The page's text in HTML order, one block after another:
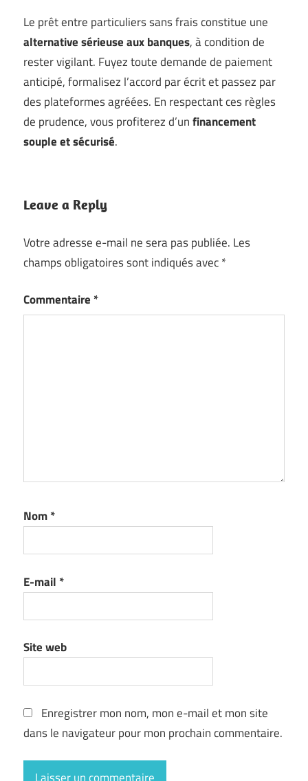
Le prêt entre particuliers sans frais constitue une
alternative sérieuse aux banques, à condition de
rester vigilant. Fuyez toute demande de paiement
anticipé, formalisez l’accord par écrit et passez par
des plateformes agréées. En respectant ces règles
de prudence, vous profiterez d’unfinancement
souple et sécurisé.
Leave a Reply
Votre adresse e-mail ne sera pas publiée. Les
champs obligatoires sont indiqués avec*
Commentaire *
Nom*
E-mail *
Site web
Enregistrer mon nom, mon e-mail et mon site
dans le navigateur pour mon prochain commentaire.